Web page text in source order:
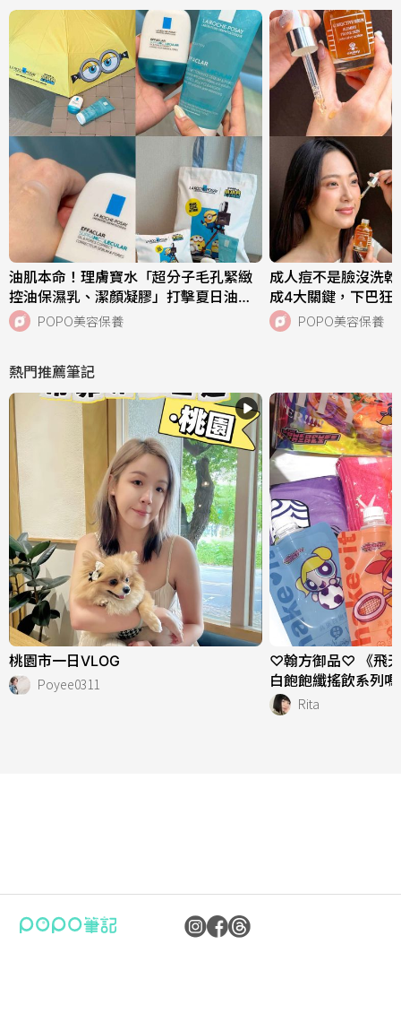
油肌本命！理膚寶水「超分子毛孔緊緻
控油保濕乳、潔顏凝膠」打擊夏日油痘
危機，跨界聯名《小小兵與大怪獸》超
萌周邊快來收藏！
POPO美容保養
成人痘不是臉沒洗
成4大關鍵，下巴狂
中，SISLEY植物極
次搞定痘肌！
POPO美容保養
熱門推薦筆記
桃園市一日VLOG
Poyee0311
♡翰方御品♡ 《飛
白飽飽纖搖飲系列
Rita